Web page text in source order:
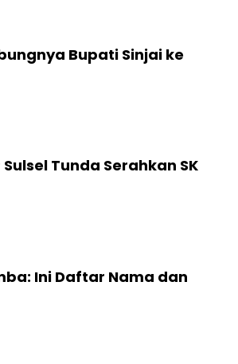
Bupati Sinjai ke
Tunda Serahkan SK
Ini Daftar Nama dan